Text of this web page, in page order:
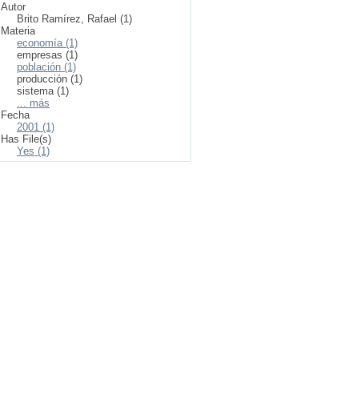
Autor
Brito Ramírez, Rafael (1)
Materia
economía (1)
empresas (1)
población (1)
producción (1)
sistema (1)
... más
Fecha
2001 (1)
Has File(s)
Yes (1)